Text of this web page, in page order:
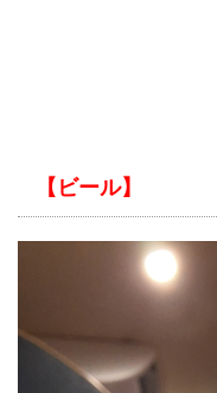
【ビール】